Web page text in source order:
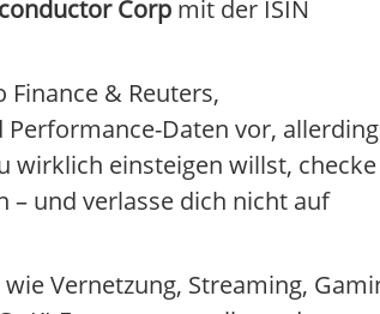
Corp mit der ISIN
& Reuters,
Performance-Daten vor,
wirklich einsteigen willst, checke
und verlasse dich nicht auf
wie Vernetzung, Streaming,